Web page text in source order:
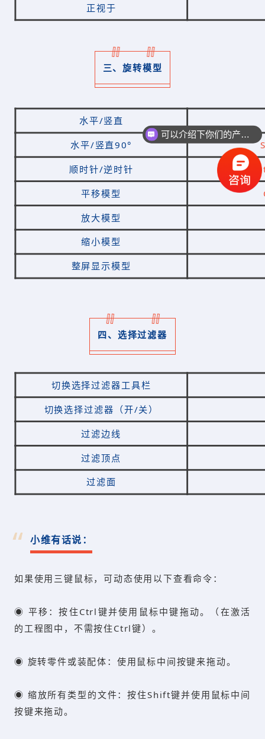
正视于
三、旋转模型
水平/竖直
水平/竖直90°
顺时针/逆时针
平移模型
放大模型
缩小模型
整屏显示模型
四、选择过滤器
切换选择过滤器工具栏
切换选择过滤器（开/关）
过滤边线
过滤顶点
过滤面
“ 小维有话说：
如果使用三键鼠标，可动态使用以下查看命令：
◉ 平移：按住Ctrl键并使用鼠标中键拖动。（在激活
的工程图中，不需按住Ctrl键）。
◉ 旋转零件或装配体：使用鼠标中间按键来拖动。
◉ 缩放所有类型的文件：按住Shift键并使用鼠标中间
按键来拖动。
可以介绍下你们的产品么？
你们是怎么收费的呢？